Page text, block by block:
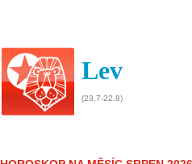
Lev
(23.7-22.8)